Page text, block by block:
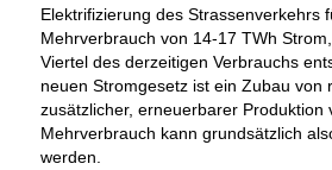
Elektrifizierung des Strassenverkehrs
Mehrverbrauch von 14-17 TWh
Viertel des derzeitigen Verbrauchs
neuen Stromgesetz ist ein Zubau von
zusätzlicher, erneuerbarer Produktion
Mehrverbrauch kann grundsätzlich
werden.